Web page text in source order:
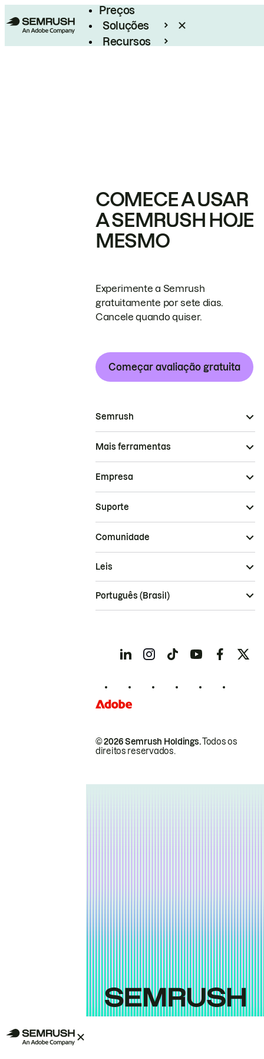
Preços
Soluções
Recursos
COMECE A USAR
A SEMRUSH HOJE
MESMO
Experimente a Semrush
gratuitamente por sete dias.
Cancele quando quiser.
Começar avaliação gratuita
Semrush
Mais ferramentas
Empresa
Suporte
Comunidade
© 2026 Semrush Holdings.Todos os
direitos reservados.
Leis
Português (Brasil)